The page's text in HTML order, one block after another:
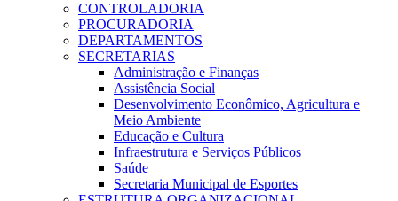
CONTROLADORIA
PROCURADORIA
DEPARTAMENTOS
SECRETARIAS
Administração e Finanças
Assistência Social
Desenvolvimento Econômico, Agricultura e
Meio Ambiente
Educação e Cultura
Infraestrutura e Serviços Públicos
Saúde
Secretaria Municipal de Esportes